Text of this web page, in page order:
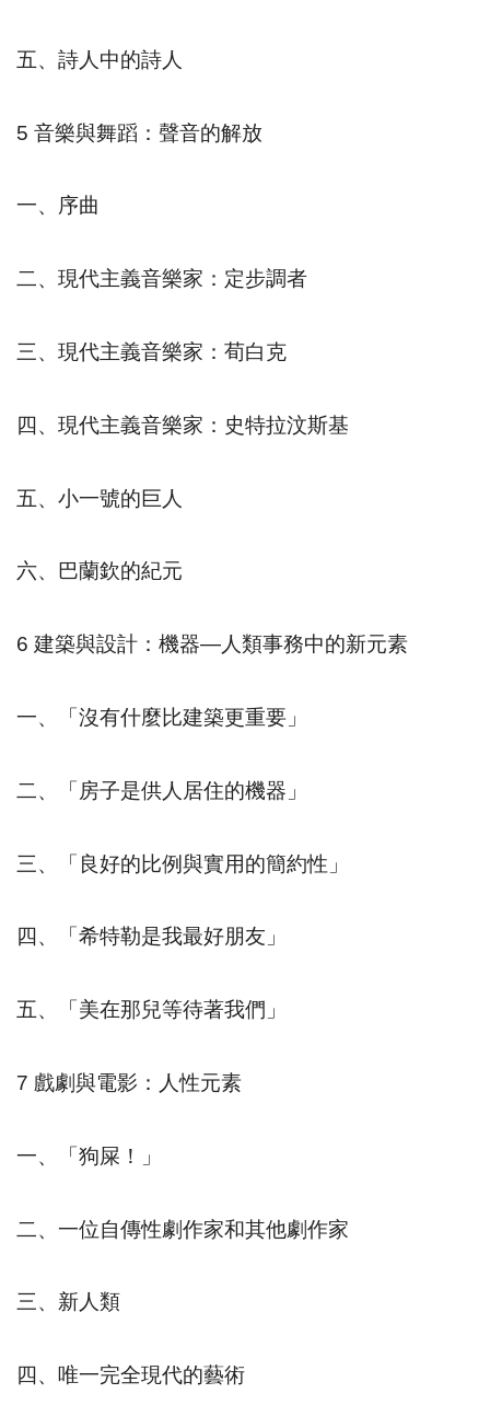
五、詩人中的詩人
5 音樂與舞蹈：聲音的解放
一、序曲
二、現代主義音樂家：定步調者
三、現代主義音樂家：荀白克
四、現代主義音樂家：史特拉汶斯基
五、小一號的巨人
六、巴蘭欽的紀元
6 建築與設計：機器—人類事務中的新元素
一、「沒有什麼比建築更重要」
二、「房子是供人居住的機器」
三、「良好的比例與實用的簡約性」
四、「希特勒是我最好朋友」
五、「美在那兒等待著我們」
7 戲劇與電影：人性元素
一、「狗屎！」
二、一位自傳性劇作家和其他劇作家
三、新人類
四、唯一完全現代的藝術